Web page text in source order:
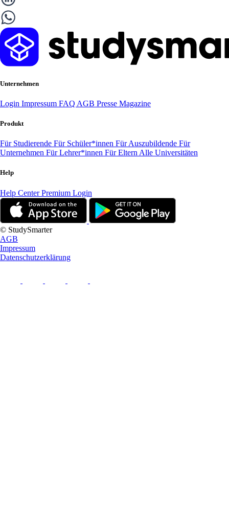
Unternehmen
Login Impressum FAQ AGB Presse Magazine
Produkt
Für Studierende Für Schüler*innen Für Auszubildende Für
Unternehmen Für Lehrer*innen Für Eltern Alle Universitäten
Help
Help CenterPremium Login
© StudySmarter
AGB
Impressum
Datenschutzerklärung